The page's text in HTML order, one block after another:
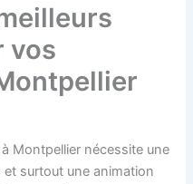
vos
Montpellier nécessite une
surtout une animation